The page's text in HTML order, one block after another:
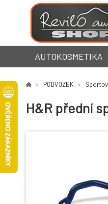
AUTOKOSMETIKA
PODVOZEK
H&R přední